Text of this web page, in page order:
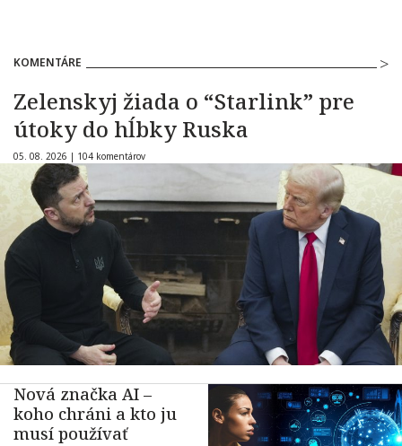
KOMENTÁRE
Zelenskyj žiada o “Starlink” pre
útoky do hĺbky Ruska
05. 08. 2026 | 104 komentárov
Nová značka AI –
koho chráni a kto ju
musí používať